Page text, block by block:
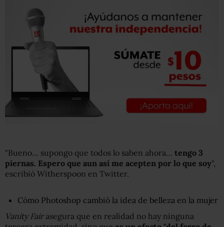
"Bueno… supongo que todos lo saben ahora… tengo 3
piernas. Espero que aun así me acepten por lo que soy",
escribió Witherspoon en Twitter.
Cómo Photoshop cambió la idea de belleza en la mujer
Vanity Fairasegura que en realidad no hay ninguna